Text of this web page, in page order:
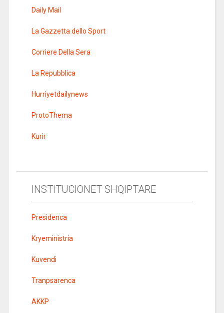
Daily Mail
La Gazzetta dello Sport
Corriere Della Sera
La Repubblica
Hurriyetdailynews
ProtoThema
Kurir
INSTITUCIONET SHQIPTARE
Presidenca
Kryeministria
Kuvendi
Tranpsarenca
AKKP